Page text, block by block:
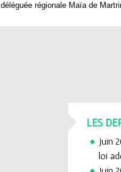
déléguée régionale Maïa de
LES
Juin
loi